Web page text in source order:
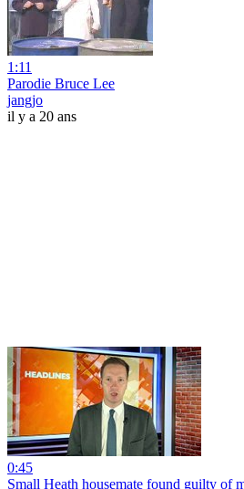
1:11
Parodie Bruce Lee
jangjo
il y a 20 ans
0:45
Small Heath housemate found guilty of